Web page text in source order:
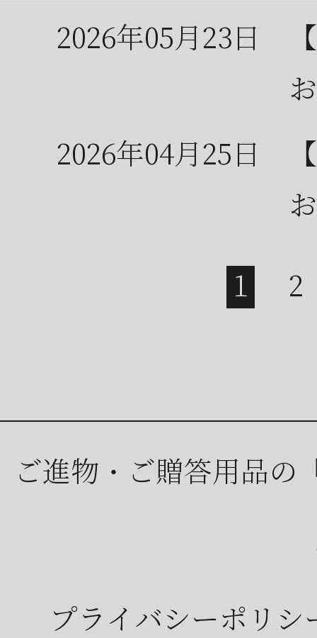
2026年05月23日
2026年04月25日
ご進物・ご贈答用品の
プライバシーポリシ